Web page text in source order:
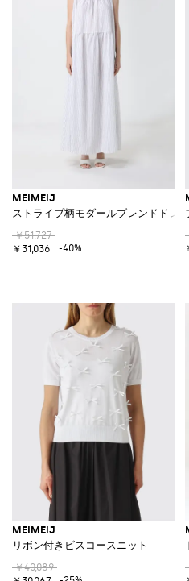
MEIMEIJ
ストライプ柄モダールブレンドドレス
￥51,727
￥31,036
-40%
MEIMEIJ
リボン付きビスコースニット
￥40,089